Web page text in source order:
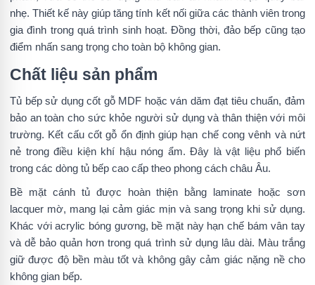
nhẹ. Thiết kế này giúp tăng tính kết nối giữa các thành viên trong
gia đình trong quá trình sinh hoạt. Đồng thời, đảo bếp cũng tạo
điểm nhấn sang trọng cho toàn bộ không gian.
Chất liệu sản phẩm
Tủ bếp sử dụng cốt gỗ MDF hoặc ván dăm đạt tiêu chuẩn, đảm
bảo an toàn cho sức khỏe người sử dụng và thân thiện với môi
trường. Kết cấu cốt gỗ ổn định giúp hạn chế cong vênh và nứt
nẻ trong điều kiện khí hậu nóng ẩm. Đây là vật liệu phổ biến
trong các dòng tủ bếp cao cấp theo phong cách châu Âu.
Bề mặt cánh tủ được hoàn thiện bằng laminate hoặc sơn
lacquer mờ, mang lại cảm giác mịn và sang trọng khi sử dụng.
Khác với acrylic bóng gương, bề mặt này hạn chế bám vân tay
và dễ bảo quản hơn trong quá trình sử dụng lâu dài. Màu trắng
giữ được độ bền màu tốt và không gây cảm giác nặng nề cho
không gian bếp.